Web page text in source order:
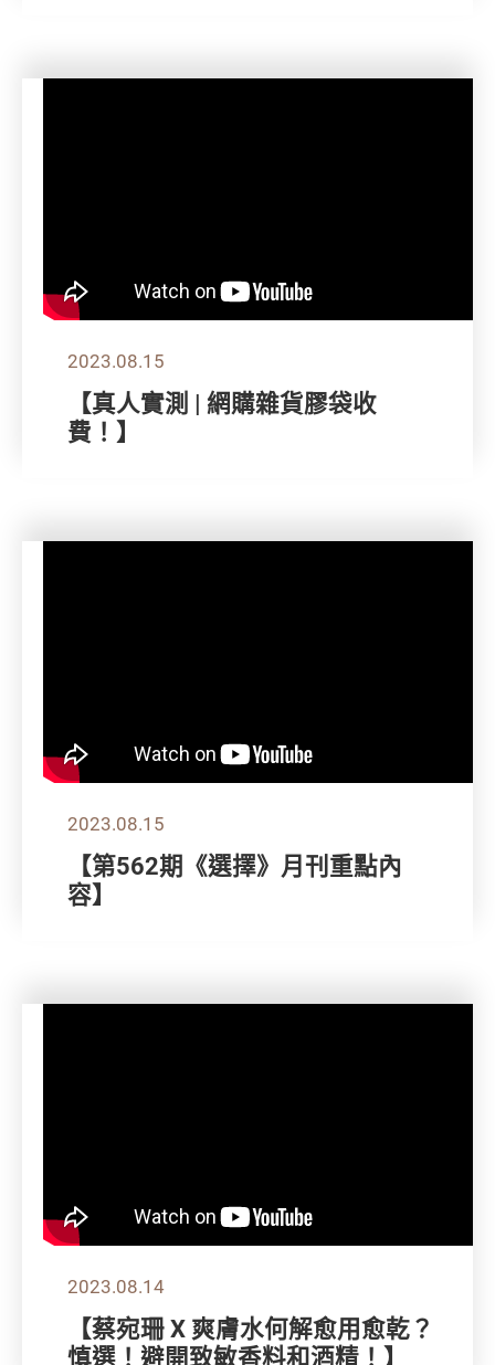
2023.08.15
【真人實測 | 網購雜貨膠袋收
費！】
2023.08.15
【第562期《選擇》月刊重點內
容】
2023.08.14
【蔡宛珊 X 爽膚水何解愈用愈乾？
慎選！避開致敏香料和酒精！】